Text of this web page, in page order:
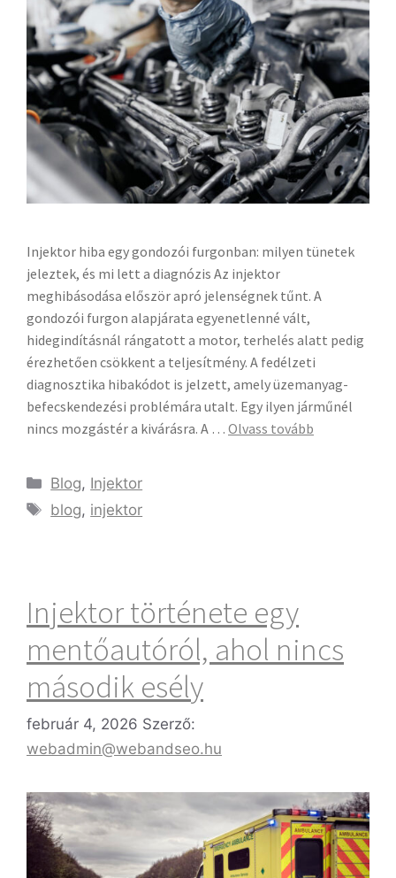
Injektor hiba egy gondozói furgonban: milyen tünetek
jeleztek, és mi lett a diagnózis Az injektor
meghibásodása először apró jelenségnek tűnt. A
gondozói furgon alapjárata egyenetlenné vált,
hidegindításnál rángatott a motor, terhelés alatt pedig
érezhetően csökkent a teljesítmény. A fedélzeti
diagnosztika hibakódot is jelzett, amely üzemanyag-
befecskendezési problémára utalt. Egy ilyen járműnél
nincs mozgástér a kivárásra. A … Olvass tovább
Blog, Injektor
blog, injektor
Injektor története egy
mentőautóról, ahol nincs
második esély
február 4, 2026 Szerző:
webadmin@webandseo.hu